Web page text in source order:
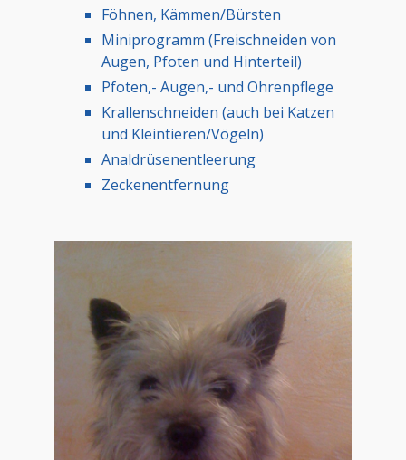
Föhnen, Kämmen/Bürsten
Miniprogramm (Freischneiden von
Augen, Pfoten und Hinterteil)
Pfoten,- Augen,- und Ohrenpflege
Krallenschneiden (auch bei Katzen
und Kleintieren/Vögeln)
Analdrüsenentleerung
Zeckenentfernung